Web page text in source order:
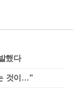
했다
것이…"